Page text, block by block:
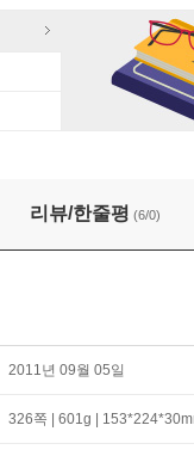
리뷰/한줄평 (6/0)
2011년 09월 05일
326쪽 | 601g |